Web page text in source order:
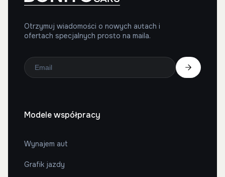
Otrzymuj wiadomości o nowych autach i
ofertach specjalnych prosto na maila.
Modele współpracy
Wynajem aut
Grafik jazdy